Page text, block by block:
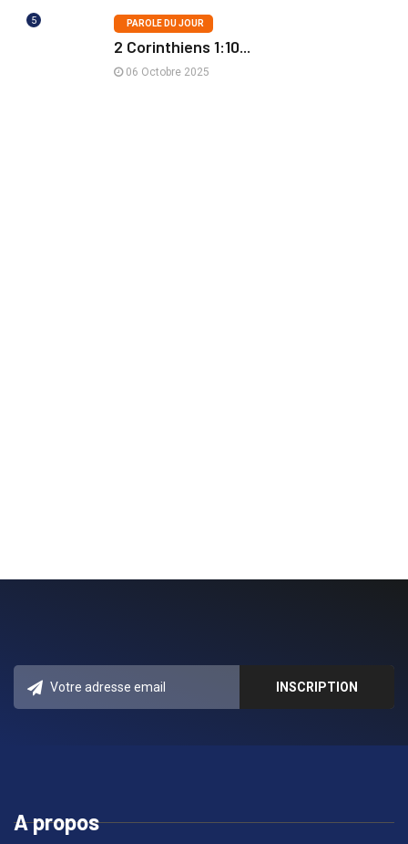
5 PAROLE DU JOUR
2 Corinthiens 1:10...
06 Octobre 2025
A propos